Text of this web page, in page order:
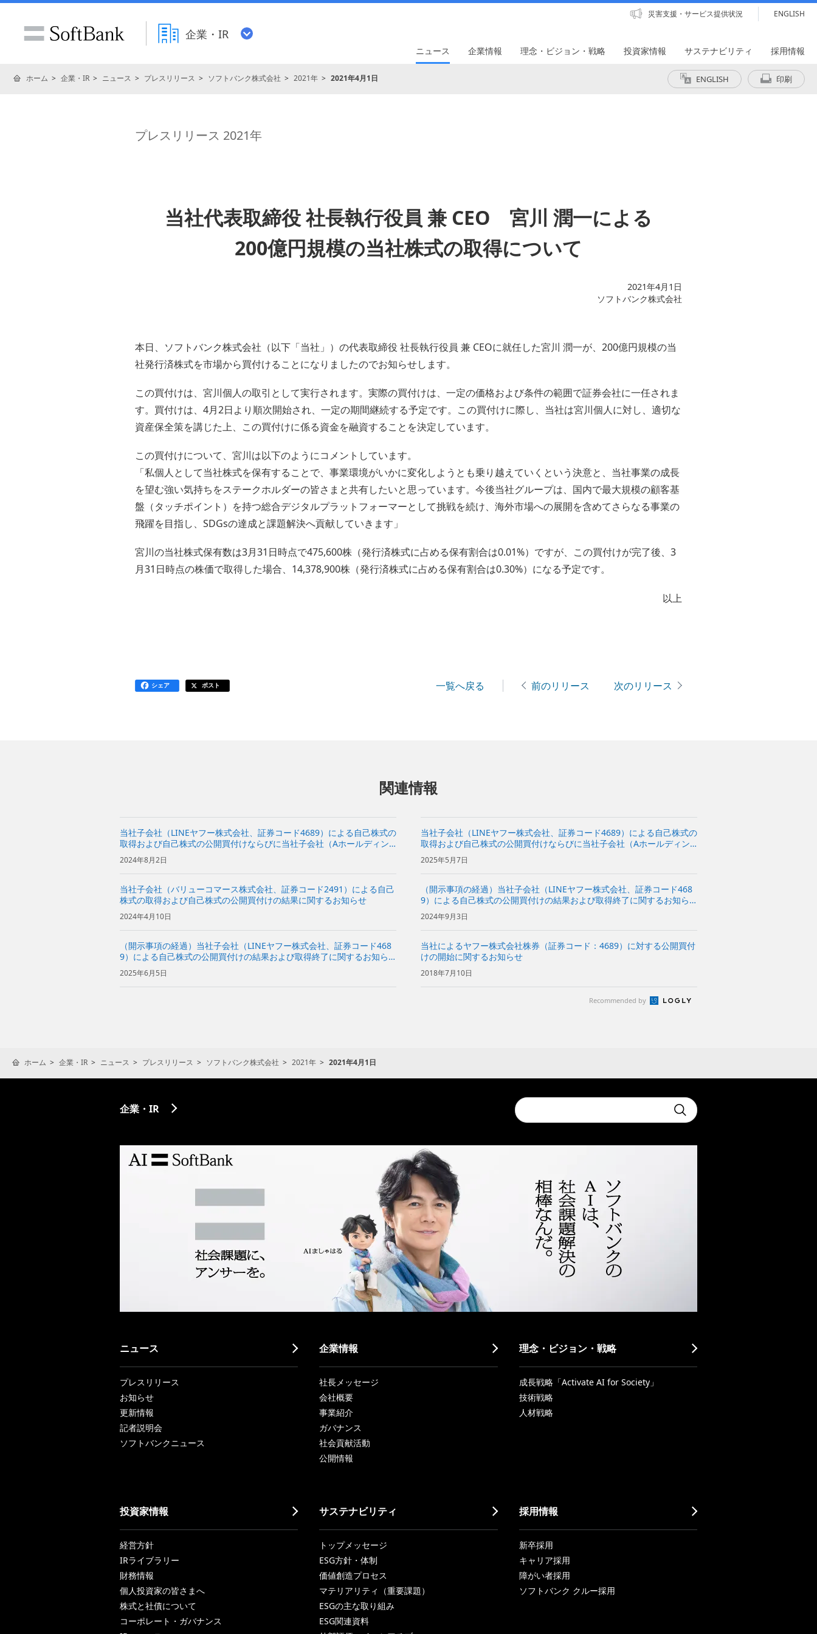
企業・IR
災害支援・サービス提供状況 ENGLISH
ニュース 企業情報 理念・ビジョン・戦略 投資家情報 サステナビリティ 採用情報
ホーム 企業・IR ニュース プレスリリース ソフトバンク株式会社 2021年 2021年4月1日 ENGLISH 印刷
プレスリリース 2021年
当社代表取締役 社長執行役員 兼 CEO 宮川 潤一による
200億円規模の当社株式の取得について
2021年4月1日
ソフトバンク株式会社
本日、ソフトバンク株式会社（以下「当社」）の代表取締役 社長執行役員 兼 CEOに就任した宮川 潤一が、200億円規模の当
社発行済株式を市場から買付けることになりましたのでお知らせします。
この買付けは、宮川個人の取引として実行されます。実際の買付けは、一定の価格および条件の範囲で証券会社に一任されま
す。買付けは、4月2日より順次開始され、一定の期間継続する予定です。この買付けに際し、当社は宮川個人に対し、適切な
資産保全策を講じた上、この買付けに係る資金を融資することを決定しています。
この買付けについて、宮川は以下のようにコメントしています。
「私個人として当社株式を保有することで、事業環境がいかに変化しようとも乗り越えていくという決意と、当社事業の成長
を望む強い気持ちをステークホルダーの皆さまと共有したいと思っています。今後当社グループは、国内で最大規模の顧客基
盤（タッチポイント）を持つ総合デジタルプラットフォーマーとして挑戦を続け、海外市場への展開を含めてさらなる事業の
飛躍を目指し、SDGsの達成と課題解決へ貢献していきます」
宮川の当社株式保有数は3月31日時点で475,600株（発行済株式に占める保有割合は0.01%）ですが、この買付けが完了後、3
月31日時点の株価で取得した場合、14,378,900株（発行済株式に占める保有割合は0.30%）になる予定です。
以上
シェア ポスト 一覧へ戻る 前のリリース 次のリリース
関連情報
当社子会社（LINEヤフー株式会社、証券コード4689）による自己株式の
取得および自己株式の公開買付けならびに当社子会社（Aホールディン
グス株式会社）による応募に関するお知らせ
2024年8月2日
当社子会社（LINEヤフー株式会社、証券コード4689）による自己株式の
取得および自己株式の公開買付けならびに当社子会社（Aホールディン
グス株式会社）による応募に関するお知らせ
2025年5月7日
当社子会社（バリューコマース株式会社、証券コード2491）による自己
株式の取得および自己株式の公開買付けの結果に関するお知らせ
2024年4月10日
（開示事項の経過）当社子会社（LINEヤフー株式会社、証券コード468
9）による自己株式の公開買付けの結果および取得終了に関するお知ら
2024年9月3日
（開示事項の経過）当社子会社（LINEヤフー株式会社、証券コード468
9）による自己株式の公開買付けの結果および取得終了に関するお知ら
2025年6月5日
当社によるヤフー株式会社株券（証券コード：4689）に対する公開買付
けの開始に関するお知らせ
2018年7月10日
Recommended by
ホーム 企業・IR ニュース プレスリリース ソフトバンク株式会社 2021年 2021年4月1日
Conduct
a
search
Submit
企業・IR
ニュース
プレスリリース
お知らせ
更新情報
記者説明会
ソフトバンクニュース
企業情報
社長メッセージ
会社概要
事業紹介
ガバナンス
社会貢献活動
公開情報
理念・ビジョン・戦略
成長戦略「Activate AI for Society」
技術戦略
人材戦略
投資家情報
経営方針
IRライブラリー
財務情報
個人投資家の皆さまへ
株式と社債について
コーポレート・ガバナンス
サステナビリティ
トップメッセージ
ESG方針・体制
価値創造プロセス
マテリアリティ（重要課題）
ESGの主な取り組み
ESG関連資料
採用情報
新卒採用
キャリア採用
障がい者採用
ソフトバンク クルー採用